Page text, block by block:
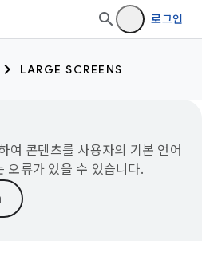
로그인
LARGE SCREENS
콘텐츠를 사용자의 기본 언어
오류가 있을 수 있습니다.